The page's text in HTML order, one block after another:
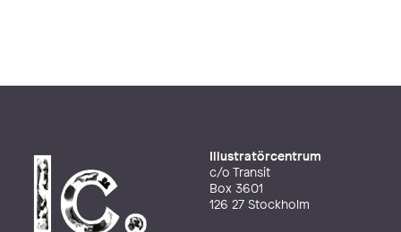
Illustratörcentrum
c/o Transit
Box 3601
126 27 Stockholm